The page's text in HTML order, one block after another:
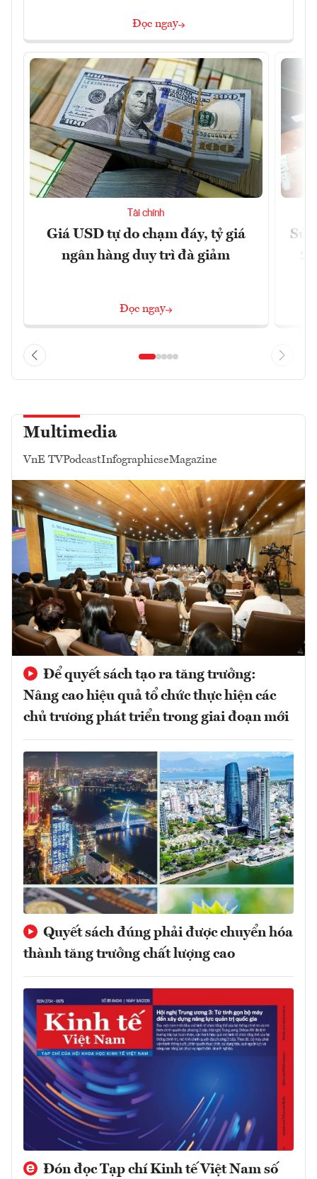
Đọc ngay
Tài chính
Giá USD tự do chạm đáy, tỷ giá
ngân hàng duy trì đà giảm
Đọc ngay
Multimedia
VnE TVPodcastInfographicseMagazine
Để quyết sách tạo ra tăng trưởng:
Nâng cao hiệu quả tổ chức thực hiện các
chủ trương phát triển trong giai đoạn mới
Quyết sách đúng phải được chuyển hóa
thành tăng trưởng chất lượng cao
Đón đọc Tạp chí Kinh tế Việt Nam số